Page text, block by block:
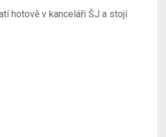
hotově v kanceláři ŠJ a stojí